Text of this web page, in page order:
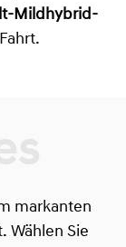
Mildhybrid-
markanten
Wählen Sie